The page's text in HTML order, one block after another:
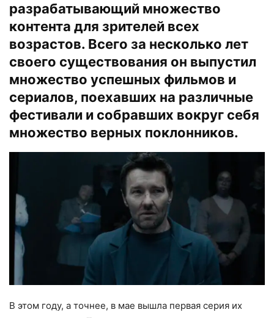
разрабатывающий множество
контента для зрителей всех
возрастов. Всего за несколько лет
своего существования он выпустил
множество успешных фильмов и
сериалов, поехавших на различные
фестивали и собравших вокруг себя
множество верных поклонников.
В этом году, а точнее, в мае вышла первая серия их